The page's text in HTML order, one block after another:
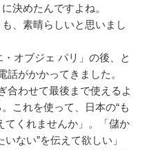
決めたんですよね。
、素晴らしいと思いまし
オブジェ パリ」の後、と
話がかかってきました。
合わせて最後まで使えるよ
これを使って、日本の“も
てくれませんか」。「儲か
ない”を伝えて欲しい」